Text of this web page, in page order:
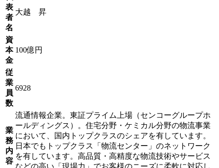
表
者
名
大越 昇
資
本
金
100億円
従
業
員
数
6928
業
務
内
容
流通情報企業。東証プライム上場（センコーグループホ
ールディングス）。住宅分野・ケミカル分野の物流事業
において、国内トップクラスのシェアを有しています。
日本でもトップクラス「物流センター」のネットワーク
を有しています。高品質・高精度な物流技術やサービス
などの高い「現場力」でお客様のニーズに柔軟に対応し